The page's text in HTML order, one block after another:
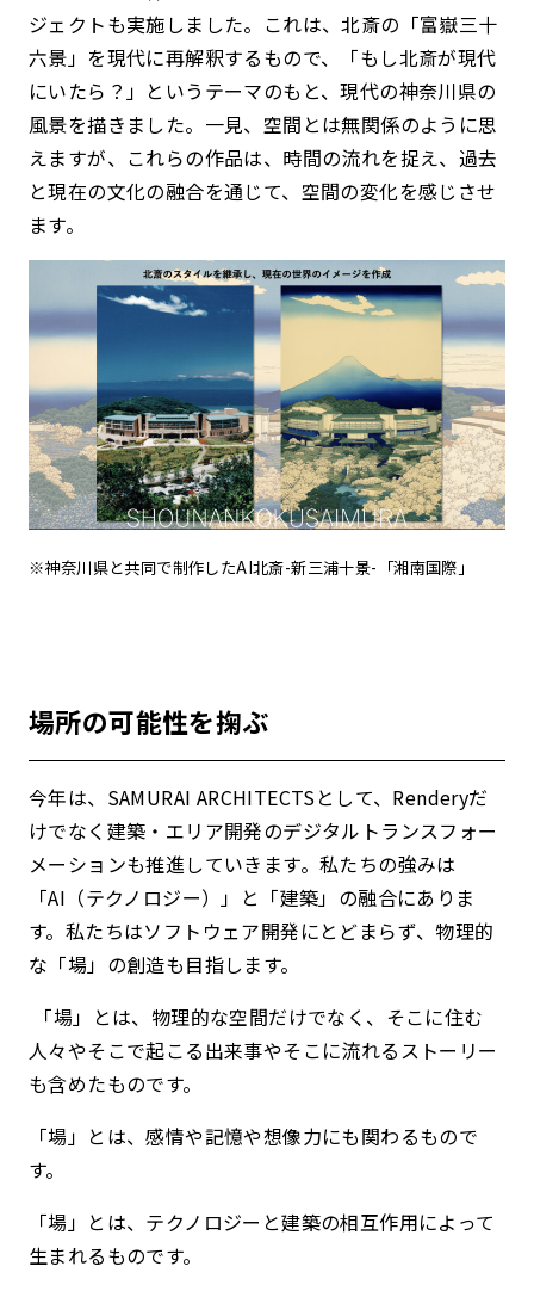
ジェクトも実施しました。これは、北斎の「富嶽三十
六景」を現代に再解釈するもので、「もし北斎が現代
にいたら？」というテーマのもと、現代の神奈川県の
風景を描きました。一見、空間とは無関係のように思
えますが、これらの作品は、時間の流れを捉え、過去
と現在の文化の融合を通じて、空間の変化を感じさせ
ます。
※神奈川県と共同で制作したAI北斎-新三浦十景-「湘南国際」
場所の可能性を掬ぶ
今年は、SAMURAI ARCHITECTSとして、Renderyだ
けでなく建築・エリア開発のデジタルトランスフォー
メーションも推進していきます。私たちの強みは
「AI（テクノロジー）」と「建築」の融合にありま
す。私たちはソフトウェア開発にとどまらず、物理的
な「場」の創造も目指します。
「場」とは、物理的な空間だけでなく、そこに住む
人々やそこで起こる出来事やそこに流れるストーリー
も含めたものです。
「場」とは、感情や記憶や想像力にも関わるもので
す。
「場」とは、テクノロジーと建築の相互作用によって
生まれるものです。